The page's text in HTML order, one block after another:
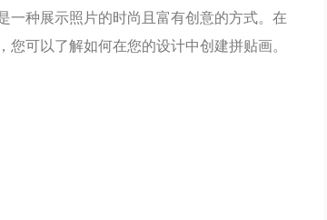
一种展示照片的时尚且富有创意的方式。在
您可以了解如何在您的设计中创建拼贴画。